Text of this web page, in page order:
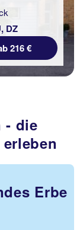
DZ
216 €
- die
Erbe